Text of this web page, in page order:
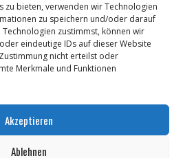
zu bieten, verwenden wir Technologien
zu speichern und/oder darauf
zustimmst, können wir
eindeutige IDs auf dieser Website
nicht erteilst oder
Merkmale und Funktionen
Akzeptieren
Ablehnen